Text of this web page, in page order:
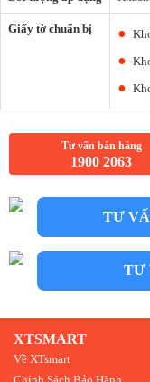
Giấy tờ chuẩn bị
Tư vấn bán hàng
1900 2063
TƯ
TƯ
XTSMART
Về XTsmart